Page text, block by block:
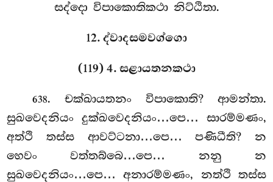
සද්දො විපාකොතිකථා නිට්ඨිතා.
12. ද්වාදසමවග්ගො
(119) 4. සළායතනකථා
638. චක්ඛායතනං විපාකොති? ආමන්තා.
සුඛවෙදනියං දුක්ඛවෙදනියං…පෙ… සාරම්මණං,
අත්ථි තස්ස ආවට්ටනා…පෙ… පණිධීති? න
හෙවං වත්තබ්බෙ…පෙ… නනු න
සුඛවෙදනියං…පෙ… අනාරම්මණං, නත්ථි තස්ස